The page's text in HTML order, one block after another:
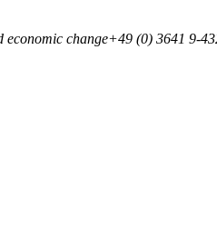
economic change+49 (0) 3641 9-